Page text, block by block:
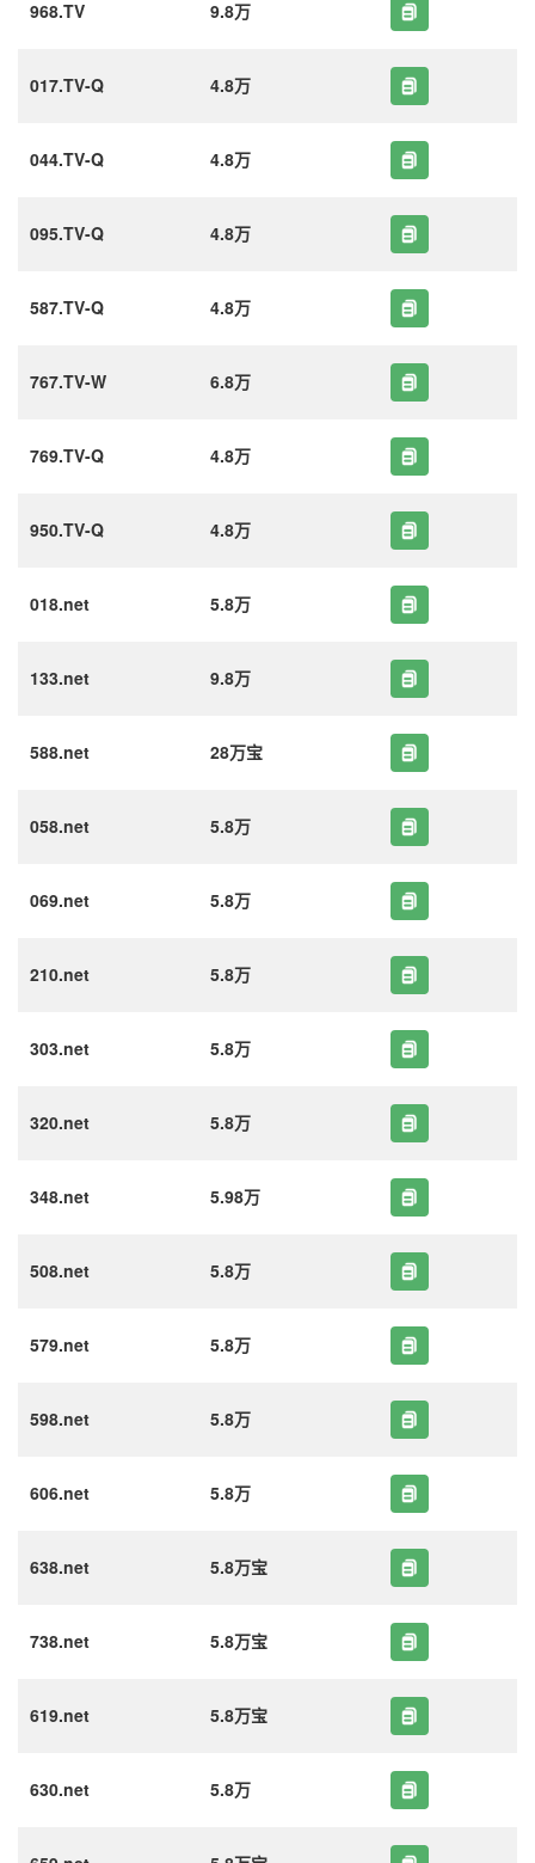
968.TV 9.8万
017.TV-Q 4.8万
044.TV-Q 4.8万
095.TV-Q 4.8万
587.TV-Q 4.8万
767.TV-W 6.8万
769.TV-Q 4.8万
950.TV-Q 4.8万
018.net 5.8万
133.net 9.8万
588.net 28万宝
058.net 5.8万
069.net 5.8万
210.net 5.8万
303.net 5.8万
320.net 5.8万
348.net 5.98万
508.net 5.8万
579.net 5.8万
598.net 5.8万
606.net 5.8万
638.net 5.8万宝
738.net 5.8万宝
619.net 5.8万宝
630.net 5.8万